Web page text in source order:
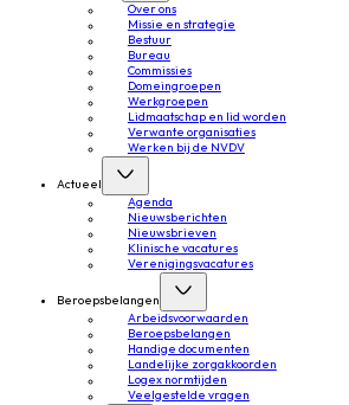
Over ons
Missie en strategie
Bestuur
Bureau
Commissies
Domeingroepen
Werkgroepen
Lidmaatschap en lid worden
Verwante organisaties
Werken bij de NVDV
Actueel
Agenda
Nieuwsberichten
Nieuwsbrieven
Klinische vacatures
Verenigingsvacatures
Beroepsbelangen
Arbeidsvoorwaarden
Beroepsbelangen
Handige documenten
Landelijke zorgakkoorden
Logex normtijden
Veelgestelde vragen